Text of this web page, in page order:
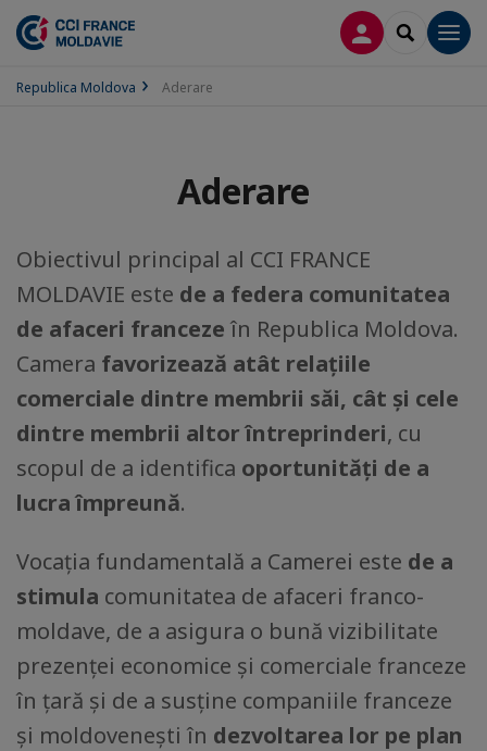
CONECTARE
SEARCH
Republica Moldova Aderare
Aderare
Obiectivul principal al CCI FRANCE
MOLDAVIE este de a federa comunitatea
de afaceri franceze în Republica Moldova.
Camera favorizează atât relațiile
comerciale dintre membrii săi, cât și cele
dintre membrii altor întreprinderi, cu
scopul de a identifica oportunități de a
lucra împreună.
Vocația fundamentală a Camerei este de a
stimula comunitatea de afaceri franco-
moldave, de a asigura o bună vizibilitate
prezenței economice și comerciale franceze
în țară și de a susține companiile franceze
și moldovenești în dezvoltarea lor pe plan